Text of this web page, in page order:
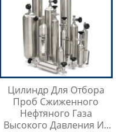
Цилиндр Для Отбора
Проб Сжиженного
Нефтяного Газа
Высокого Давления Из